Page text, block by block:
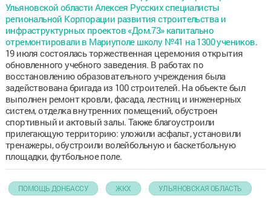
Ульяновской области Алексея Русских специалисты
региональной Корпорации развития строительства и
инфраструктурных проектов «Дом.73» капитально
отремонтировали в Мариуполе школу №41 на 1300 учеников.
19 июля состоялась торжественная церемония открытия
обновленного учебного заведения. В работах по
восстановлению образовательного учреждения была
задействована бригада из 100 строителей. На объекте был
выполнен ремонт кровли, фасада, лестниц и инженерных
систем, отделка внутренних помещений, обустроен
спортивный и актовый залы. Также благоустроили
прилегающую территорию: уложили асфальт, установили
тренажеры, обустроили волейбольную и баскетбольную
площадки, футбольное поле.
ПОМОЩЬ ДОНБАССУ ЖКХ УЛЬЯНОВСКАЯ ОБЛАСТЬ